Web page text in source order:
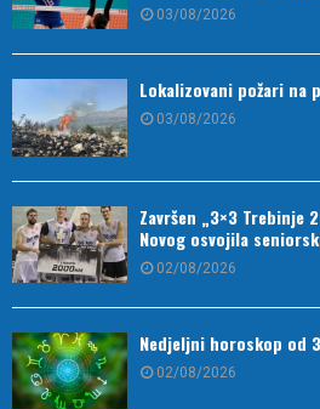
03/08/2026
Lokalizovani požari na
03/08/2026
Završen „3×3 Trebinje
Novog osvojila
02/08/2026
Nedjeljni horoskop od
02/08/2026